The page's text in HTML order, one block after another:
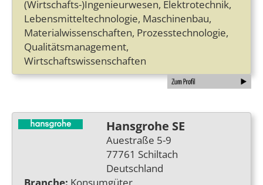
(Wirtschafts-)Ingenieurwesen, Elektrotechnik,
Lebensmitteltechnologie, Maschinenbau,
Materialwissenschaften, Prozesstechnologie,
Qualitätsmanagement,
Wirtschaftswissenschaften
Hansgrohe SE
Auestraße 5-9
77761 Schiltach
Deutschland